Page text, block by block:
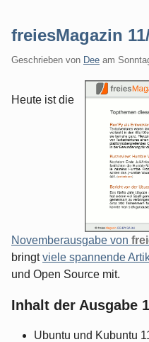
freiesMagazin
Geschrieben von Dee am
Heute ist die
Novemberausgabe von
bringtviele spannende
und Open Source mit.
Inhalt der Ausgabe
Ubuntu und Kubuntu